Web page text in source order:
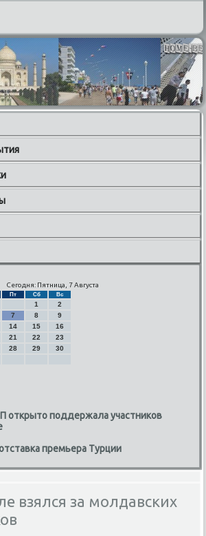
Сегодня: Пятница, 7 Августа
Пт Сб Вс
1
2
7 8
9
14 15
16
21 22
23
28 29
30
открыто поддержала участников
премьера Турции
взялся за молдавских